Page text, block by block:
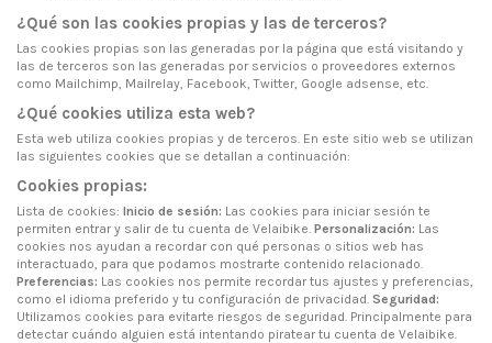
¿Qué son las cookies propias y las de terceros?
Las cookies propias son las generadas por la página que está visitando y
las de terceros son las generadas por servicios o proveedores externos
como Mailchimp, Mailrelay, Facebook, Twitter, Google adsense, etc.
¿Qué cookies utiliza esta web?
Esta web utiliza cookies propias y de terceros. En este sitio web se utilizan
las siguientes cookies que se detallan a continuación:
Cookies propias:
Lista de cookies: Inicio de sesión: Las cookies para iniciar sesión te
permiten entrar y salir de tu cuenta de Velaibike. Personalización: Las
cookies nos ayudan a recordar con qué personas o sitios web has
interactuado, para que podamos mostrarte contenido relacionado.
Preferencias: Las cookies nos permite recordar tus ajustes y preferencias,
como el idioma preferido y tu configuración de privacidad. Seguridad:
Utilizamos cookies para evitarte riesgos de seguridad. Principalmente para
detectar cuándo alguien está intentando piratear tu cuenta de Velaibike.